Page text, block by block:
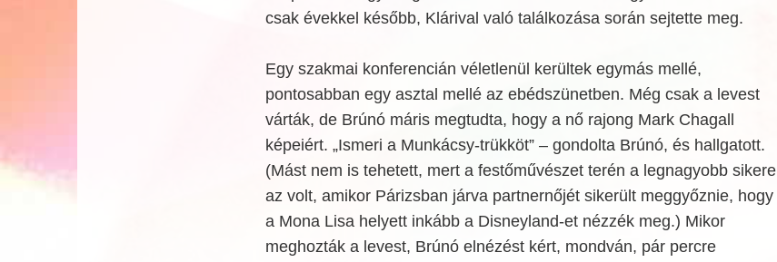
csak évekkel később, Klárival való találkozása során sejtette meg.
Egy szakmai konferencián véletlenül kerültek egymás mellé,
pontosabban egy asztal mellé az ebédszünetben. Még csak a levest
várták, de Brúnó máris megtudta, hogy a nő rajong Mark Chagall
képeiért. „Ismeri a Munkácsy-trükköt” – gondolta Brúnó, és hallgatott.
(Mást nem is tehetett, mert a festőművészet terén a legnagyobb sikere
az volt, amikor Párizsban járva partnernőjét sikerült meggyőznie, hogy
a Mona Lisa helyett inkább a Disneyland-et nézzék meg.) Mikor
meghozták a levest, Brúnó elnézést kért, mondván, pár percre